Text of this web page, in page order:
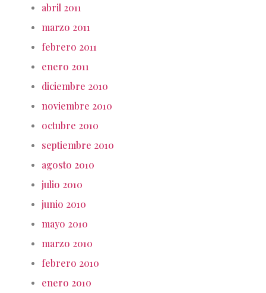
abril 2011
marzo 2011
febrero 2011
enero 2011
diciembre 2010
noviembre 2010
octubre 2010
septiembre 2010
agosto 2010
julio 2010
junio 2010
mayo 2010
marzo 2010
febrero 2010
enero 2010